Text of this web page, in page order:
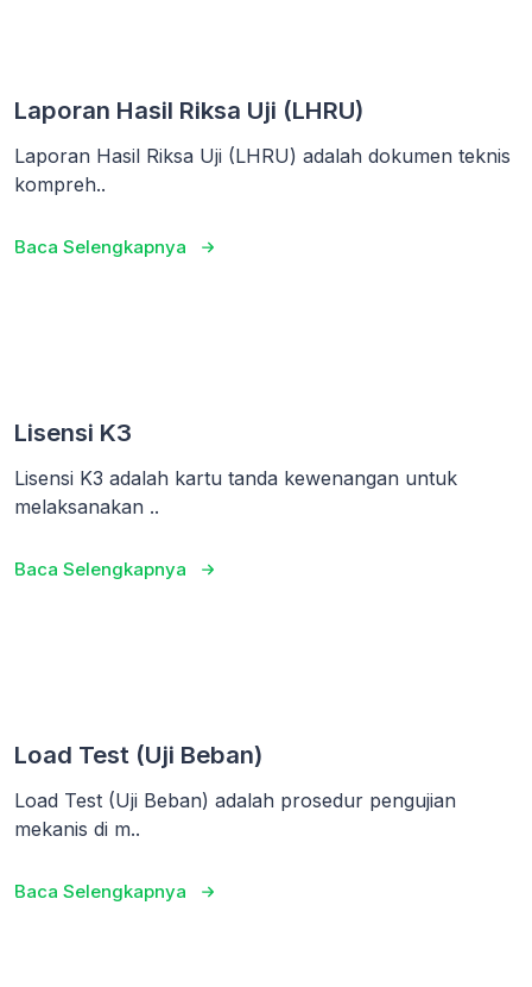
Laporan Hasil Riksa Uji (LHRU)
Laporan Hasil Riksa Uji (LHRU) adalah dokumen teknis
kompreh..
Baca Selengkapnya
Lisensi K3
Lisensi K3 adalah kartu tanda kewenangan untuk
melaksanakan ..
Baca Selengkapnya
Load Test (Uji Beban)
Load Test (Uji Beban) adalah prosedur pengujian
mekanis di m..
Baca Selengkapnya